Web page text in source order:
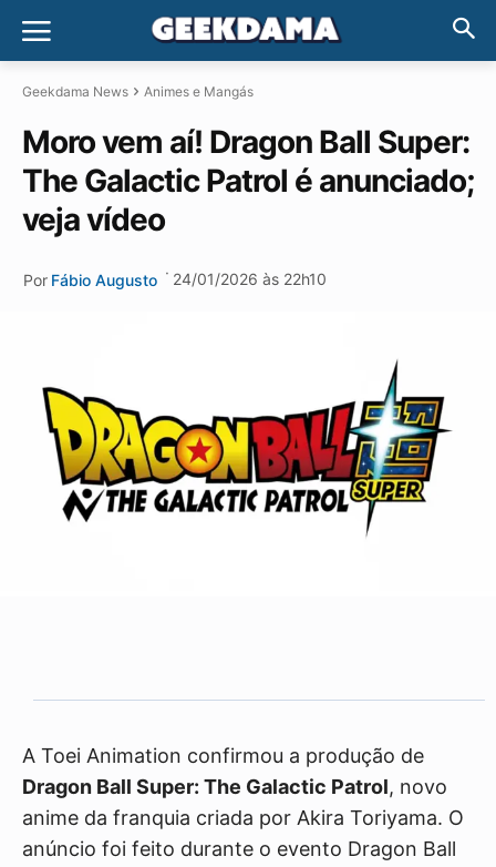
Geekdama News Animes e Mangás
Moro vem aí! Dragon Ball Super:
The Galactic Patrol é anunciado;
veja vídeo
Por Fábio Augusto · 24/01/2026 às 22h10
A Toei Animation confirmou a produção de
Dragon Ball Super: The Galactic Patrol, novo
anime da franquia criada por Akira Toriyama. O
anúncio foi feito durante o evento Dragon Ball